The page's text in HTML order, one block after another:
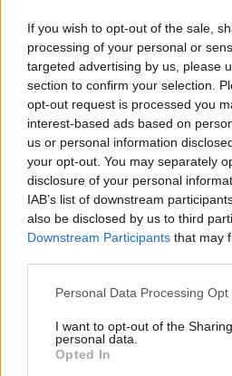
If you wish to opt-out of the sale,
processing of your personal or
targeted advertising by us, please
section to confirm your selection.
opt-out request is processed you
interest-based ads based on
us or personal information
your opt-out. You may separately
disclosure of your personal
IAB’s list of downstream
also be disclosed by us to third
Downstream Participants that may
Please note that this website/app
not limited to your visit or usage
grant or deny consent to Google
use your data for below specified
Personal Data Processing Opt
I want to opt-out of the
personal data.
Opted In
NYITJÁK MEG A FELÚJÍTÁS
FELÜLJÁRÓT